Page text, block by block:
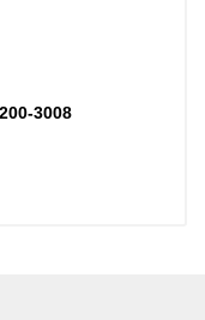
3008